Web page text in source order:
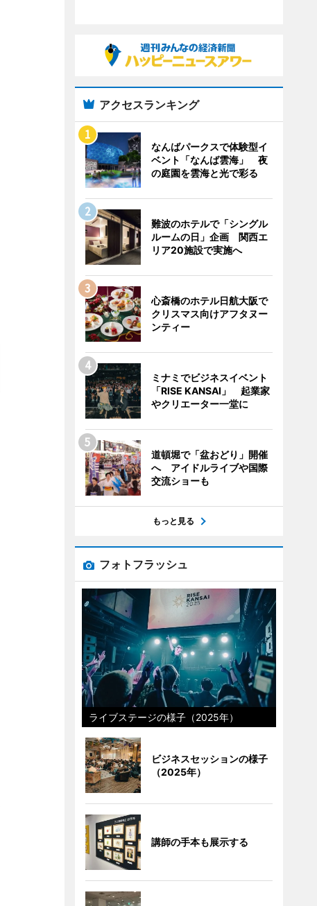
アクセスランキング
なんばパークスで体験型イ
ベント「なんば雲海」 夜
の庭園を雲海と光で彩る
難波のホテルで「シングル
ルームの日」企画 関西エ
リア20施設で実施へ
心斎橋のホテル日航大阪で
クリスマス向けアフタヌー
ンティー
ミナミでビジネスイベント
「RISE KANSAI」 起業家
やクリエーター一堂に
道頓堀で「盆おどり」開催
へ アイドルライブや国際
交流ショーも
もっと見る
フォトフラッシュ
ライブステージの様子（2025年）
ビジネスセッションの様子
（2025年）
講師の手本も展示する